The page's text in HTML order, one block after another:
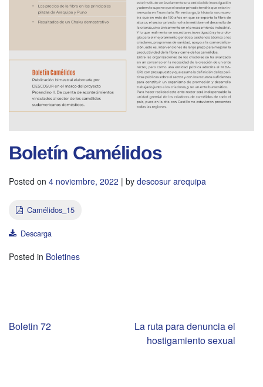
Boletín Camélidos
Posted on 4 noviembre, 2022 | by descosur arequipa
Camélidos_15
Descarga
Posted in Boletines
Navegación
Boletin 72
La ruta para denuncia el
hostigamiento sexual